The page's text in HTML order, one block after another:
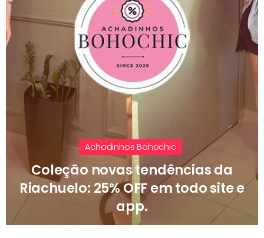
Achadinhos Bohochic
Coleção novas tendências da
Riachuelo: 25% OFF em todo site e
app.